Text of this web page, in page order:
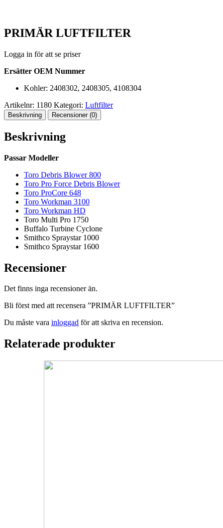
PRIMÄR LUFTFILTER
Logga in för att se priser
Ersätter OEM Nummer
Kohler: 2408302, 2408305, 4108304
Artikelnr: 1180 Kategori: Luftfilter
Beskrivning Recensioner (0)
Beskrivning
Passar Modeller
Toro Debris Blower 800
Toro Pro Force Debris Blower
Toro ProCore 648
Toro Workman 3100
Toro Workman HD
Toro Multi Pro 1750
Buffalo Turbine Cyclone
Smithco Spraystar 1000
Smithco Spraystar 1600
Recensioner
Det finns inga recensioner än.
Bli först med att recensera ”PRIMÄR LUFTFILTER”
Du måste vara inloggad för att skriva en recension.
Relaterade produkter